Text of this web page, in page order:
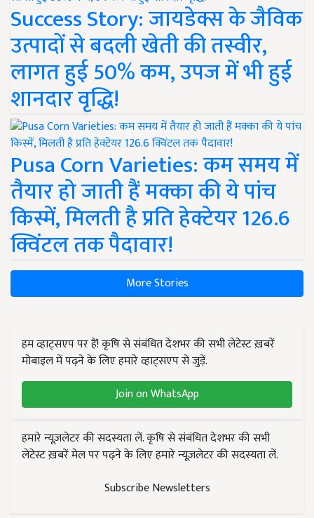
Success Story: जायडेक्स के जैविक
उत्पादों से बदली खेती की तस्वीर,
लागत हुई 50% कम, उपज में भी हुई
शानदार वृद्धि!
Pusa Corn Varieties: कम समय में
तैयार हो जाती हैं मक्का की ये पांच
किस्में, मिलती है प्रति हेक्टेयर 126.6
क्विंटल तक पैदावार!
More Stories
हम व्हाट्सएप पर हैं! कृषि से संबंधित देशभर की सभी लेटेस्ट ख़बरें
मोबाइल में पढ़ने के लिए हमारे व्हाट्सएप से जुड़ें.
Join on WhatsApp
हमारे न्यूज़लेटर की सदस्यता लें. कृषि से संबंधित देशभर की सभी
लेटेस्ट ख़बरें मेल पर पढ़ने के लिए हमारे न्यूज़लेटर की सदस्यता लें.
Subscribe Newsletters